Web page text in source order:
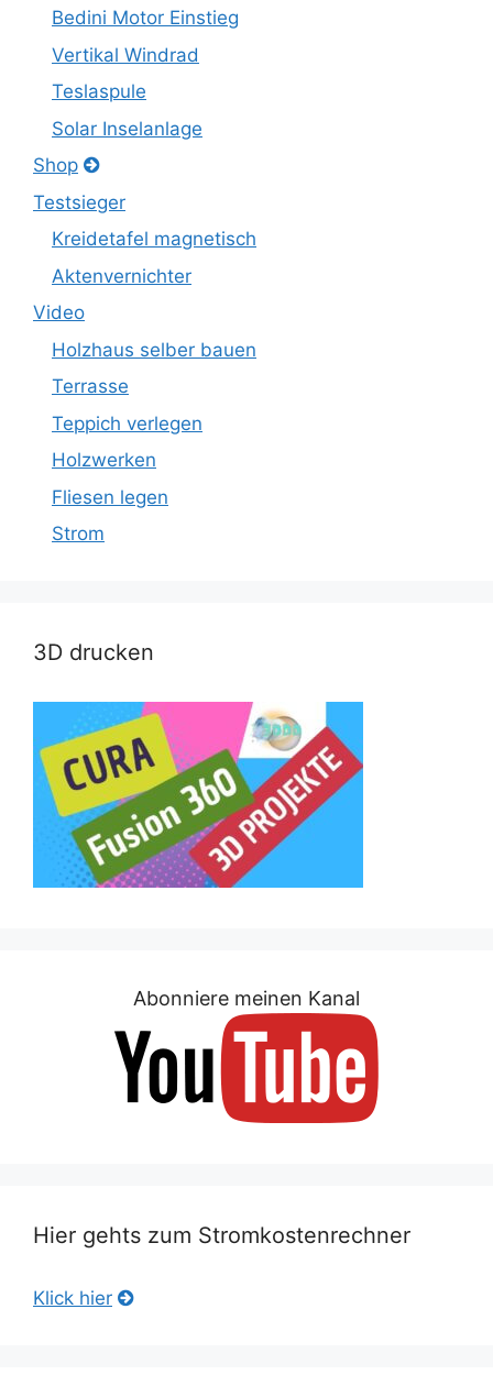
Bedini Motor Einstieg
Vertikal Windrad
Teslaspule
Solar Inselanlage
Shop
Testsieger
Kreidetafel magnetisch
Aktenvernichter
Video
Holzhaus selber bauen
Terrasse
Teppich verlegen
Holzwerken
Fliesen legen
Strom
3D drucken
Abonniere meinen Kanal
Hier gehts zum Stromkostenrechner
Klick hier